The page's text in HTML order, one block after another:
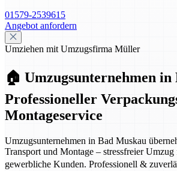
01579-2539615
Angebot anfordern
Umziehen mit Umzugsfirma Müller
🏠 Umzugsunternehmen in
Professioneller
Montageservice
Umzugsunternehmen in Bad Muskau
Transport und Montage – stressfreier
gewerbliche Kunden. Professionell &